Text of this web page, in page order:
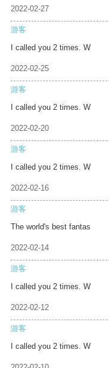
2022-02-27
游客
I called you 2 times. W
2022-02-25
游客
I called you 2 times. W
2022-02-20
游客
I called you 2 times. W
2022-02-16
游客
The world's best fantas
2022-02-14
游客
I called you 2 times. W
2022-02-12
游客
I called you 2 times. W